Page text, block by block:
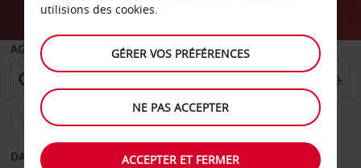
AGENCE DE DÉPART
Sélectionnez une autre agence de retour
DATE DE DÉPART DATE DE RETOUR
utilisions des cookies.
GÉRER VOS PRÉFÉRENCES
NE PAS ACCEPTER
ACCEPTER ET FERMER